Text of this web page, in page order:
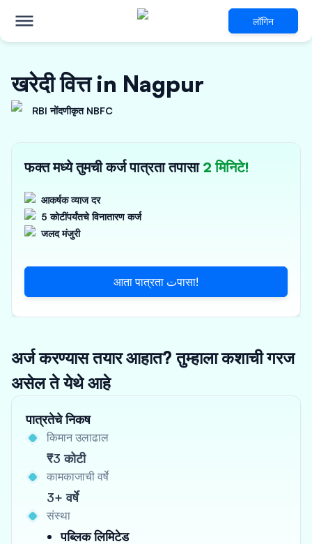
लॉगिन
खरेदी वित्त in Nagpur
RBI नोंदणीकृत NBFC
फक्त मध्ये तुमची कर्ज पात्रता तपासा 2 मिनिटे!
आकर्षक व्याज दर
5 कोटींपर्यंतचे विनातारण कर्ज
जलद मंजुरी
आता पात्रता تपासा!
अर्ज करण्यास तयार आहात? तुम्हाला कशाची गरज
असेल ते येथे आहे
पात्रतेचे निकष
किमान उलाढाल
₹3 कोटी
कामकाजाची वर्षे
3+ वर्षे
संस्था
पब्लिक लिमिटेड